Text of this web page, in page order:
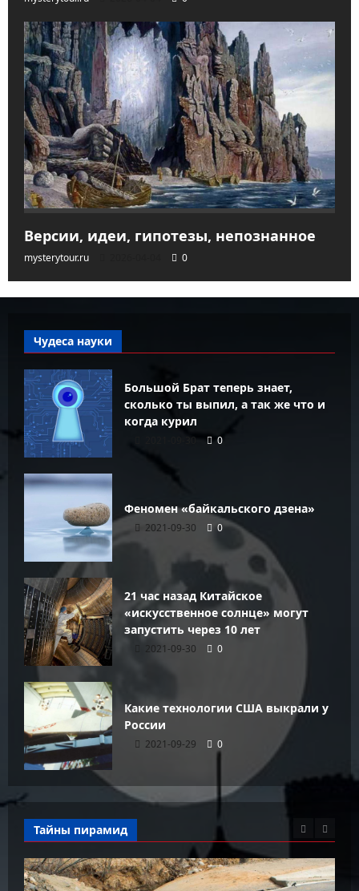
Версии, идеи, гипотезы, непознанное
mysterytour.ru 0
Чудеса науки
Большой Брат теперь знает,
сколько ты выпил, а так же что и
когда курил
2021-09-30 0
Феномен «байкальского дзена»
2021-09-30 0
21 час назад Китайское
«искусственное солнце» могут
запустить через 10 лет
2021-09-30 0
Какие технологии США выкрали у
России
2021-09-29 0
Тайны пирамид